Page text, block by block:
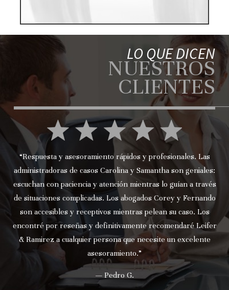
LO QUE DICEN
NUESTROS
CLIENTES
“Respuesta y asesoramiento rápidos y profesionales. Las
administradoras de casos Carolina y Samantha son geniales:
escuchan con paciencia y atención mientras lo guían a través
de situaciones complicadas. Los abogados Corey y Fernando
son accesibles y receptivos mientras pelean su caso. Los
encontré por reseñas y definitivamente recomendaré Leifer
& Ramirez a cualquier persona que necesite un excelente
asesoramiento.”
— Pedro G.